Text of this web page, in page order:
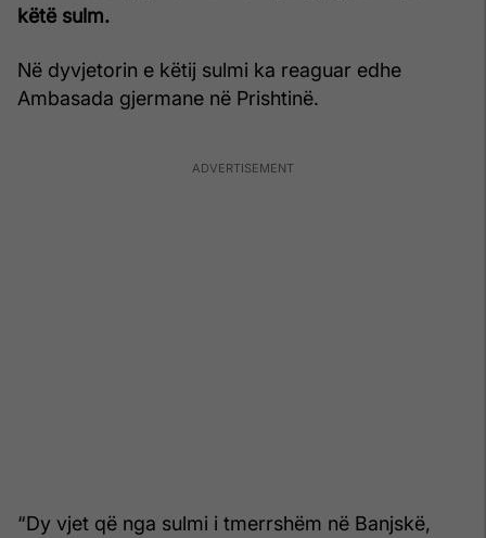
këtë sulm.
Në dyvjetorin e këtij sulmi ka reaguar edhe
Ambasada gjermane në Prishtinë.
“Dy vjet që nga sulmi i tmerrshëm në Banjskë,